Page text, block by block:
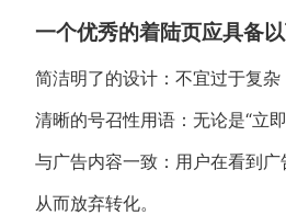
一个优秀的着陆页应具备以
简洁明了的设计：不宜过于复
清晰的号召性用语：无论是“立
与广告内容一致：用户在看到
从而放弃转化。